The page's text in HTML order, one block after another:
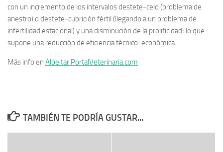
con un incremento de los intervalos destete-celo (problema de
anestro) o destete-cubrición fértil (llegando a un problema de
infertilidad estacional) y una disminución de la prolificidad; lo que
supone una reducción de eficiencia técnico-económica.
Más info en Albeitar.PortalVeterinaria.com
TAMBIÉN TE PODRÍA GUSTAR...